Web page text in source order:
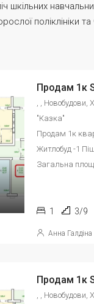
шкільних
поліклініки
, , Новобудови,
"Казка"
Продам 1к
Житлобуд -1
Загальна
1 3/9
Анна Галдіна
, , Новобудови,